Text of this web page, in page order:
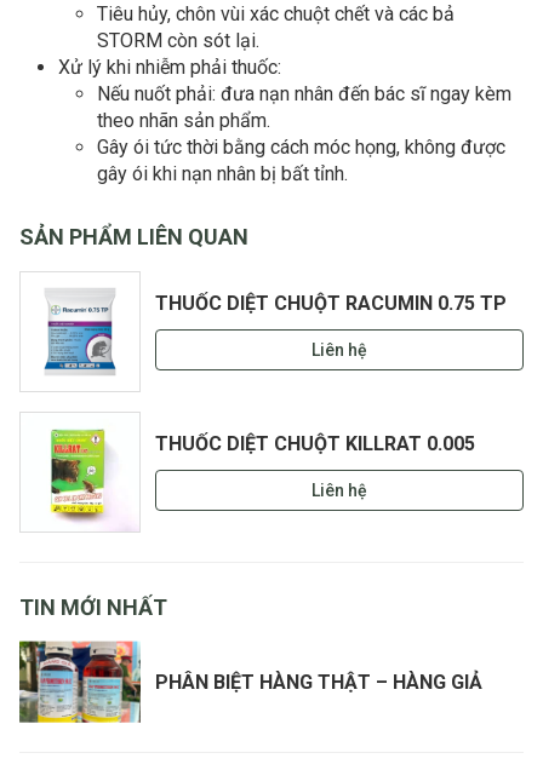
Tiêu hủy, chôn vùi xác chuột chết và các bả
STORM còn sót lại.
Xử lý khi nhiễm phải thuốc:
Nếu nuốt phải: đưa nạn nhân đến bác sĩ ngay kèm
theo nhãn sản phẩm.
Gây ói tức thời bằng cách móc họng, không được
gây ói khi nạn nhân bị bất tỉnh.
SẢN PHẨM LIÊN QUAN
THUỐC DIỆT CHUỘT RACUMIN 0.75 TP
Liên hệ
THUỐC DIỆT CHUỘT KILLRAT 0.005
Liên hệ
TIN MỚI NHẤT
PHÂN BIỆT HÀNG THẬT – HÀNG GIẢ